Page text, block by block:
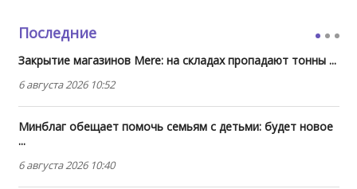
Последние
Закрытие магазинов Mere: на складах пропадают тонны ...
6 августа 2026 10:52
Минблаг обещает помочь семьям с детьми: будет новое
...
6 августа 2026 10:40